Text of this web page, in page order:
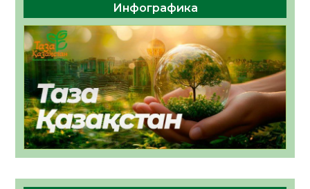
Инфографика